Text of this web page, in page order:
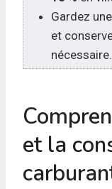
Gardez
et
nécessaire.
et la